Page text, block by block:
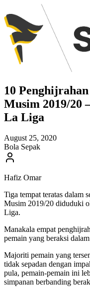
10
Musim 2019/20
La Liga
August 25, 2020
Bola Sepak
Hafiz Omar
Tiga tempat teratas dalam
Musim 2019/20 diduduki
Liga.
Manakala empat
pemain yang beraksi
Majoriti pemain yang
tidak sepadan dengan
pula, pemain-pemain ini
simpanan berbanding